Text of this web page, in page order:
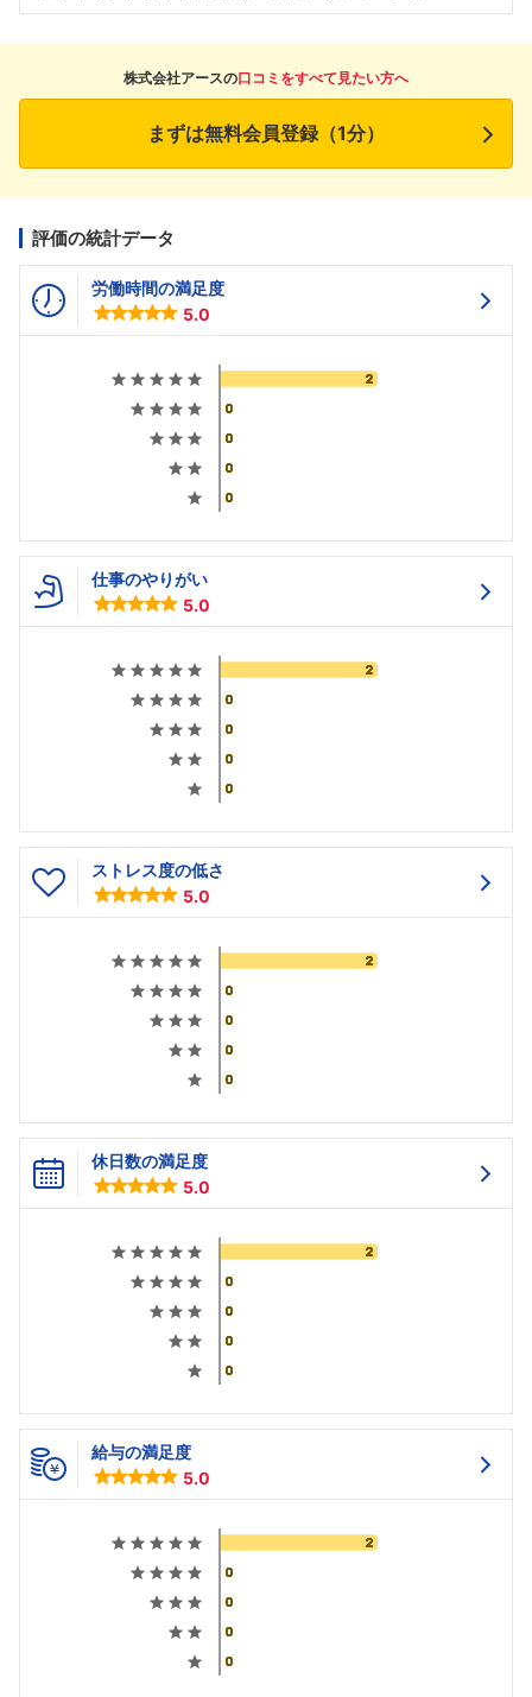
株式会社アースの口コミをすべて見たい方へ
まずは無料会員登録（1分）
評価の統計データ
労働時間の満足度
5.0
仕事のやりがい
5.0
ストレス度の低さ
5.0
休日数の満足度
5.0
給与の満足度
5.0